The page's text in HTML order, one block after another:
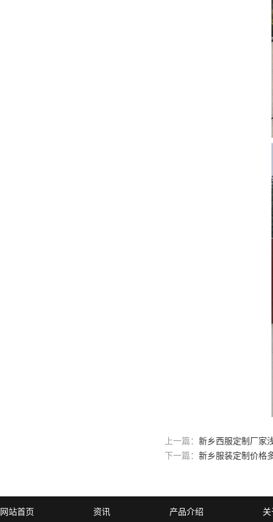
上一篇： 新乡西服定制厂家
下一篇： 新乡服装定制价格
网站首页 资讯 产品介绍